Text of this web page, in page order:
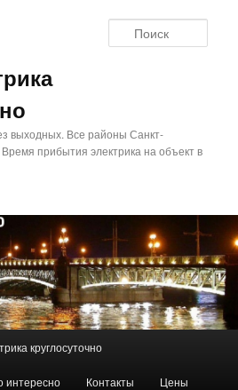
выходных. Все районы Санкт-
прибытия электрика на объект в
круглосуточно
интересно Контакты Цены